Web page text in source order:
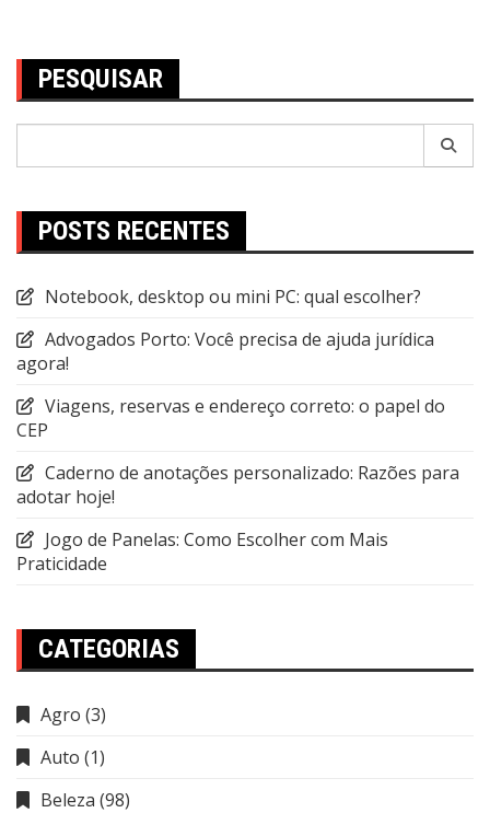
PESQUISAR
POSTS RECENTES
Notebook, desktop ou mini PC: qual escolher?
Advogados Porto: Você precisa de ajuda jurídica
agora!
Viagens, reservas e endereço correto: o papel do
CEP
Caderno de anotações personalizado: Razões para
adotar hoje!
Jogo de Panelas: Como Escolher com Mais
Praticidade
CATEGORIAS
Agro (3)
Auto (1)
Beleza (98)